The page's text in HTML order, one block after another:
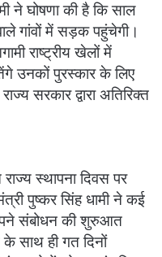
ने घोषणा की है कि साल
गांवों में सड़क पहुंचेगी।
राष्ट्रीय खेलों में
उनकों पुरस्कार के लिए
सरकार द्वारा अतिरिक्त
स्थापना दिवस पर
पुष्कर सिंह धामी ने कई
संबोधन की शुरुआत
साथ ही गत दिनों